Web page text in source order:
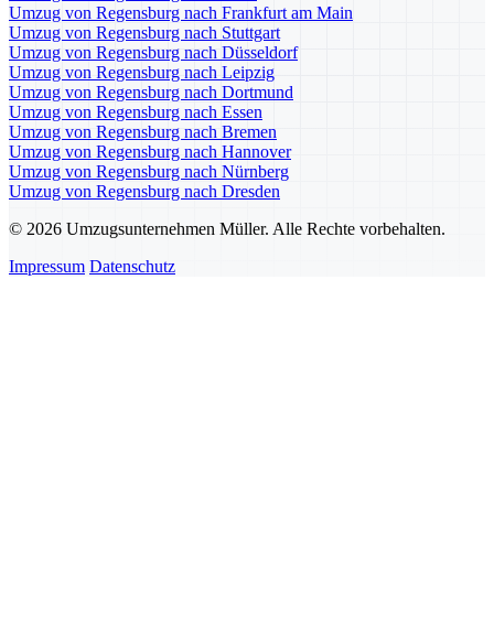
Umzug von Regensburg nach Frankfurt am Main
Umzug von Regensburg nach Stuttgart
Umzug von Regensburg nach Düsseldorf
Umzug von Regensburg nach Leipzig
Umzug von Regensburg nach Dortmund
Umzug von Regensburg nach Essen
Umzug von Regensburg nach Bremen
Umzug von Regensburg nach Hannover
Umzug von Regensburg nach Nürnberg
Umzug von Regensburg nach Dresden
© 2026 Umzugsunternehmen Müller. Alle Rechte vorbehalten.
Impressum Datenschutz